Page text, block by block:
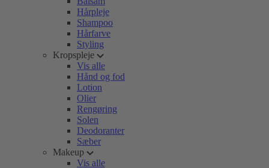
Hårpleje
Shampoo
Hårfarve
Styling
Kropspleje
Vis alle
Hånd og fod
Lotion
Olier
Rengøring
Solen
Deodoranter
Sæber
Makeup
Vis alle